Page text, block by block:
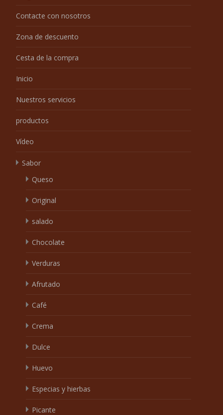
Contacte con nosotros
Zona de descuento
Cesta de la compra
Inicio
Nuestros servicios
productos
Vídeo
Sabor
Queso
Original
salado
Chocolate
Verduras
Afrutado
Café
Crema
Dulce
Huevo
Especias y hierbas
Picante